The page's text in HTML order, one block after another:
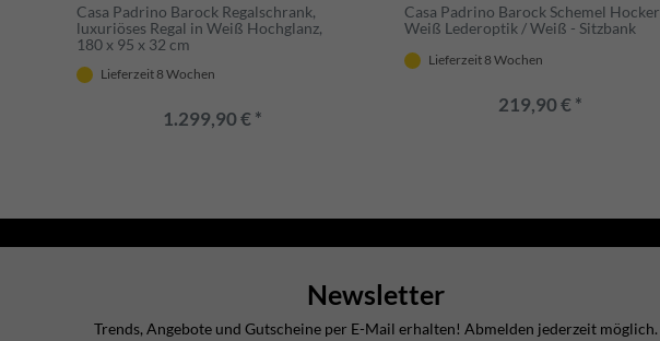
Casa Padrino Barock Regalschrank,
luxuriöses Regal in Weiß Hochglanz,
180 x 95 x 32 cm
Lieferzeit 8 Wochen
1.299,90 € *
Casa Padrino Barock Schemel Hocker
Weiß Lederoptik / Weiß - Sitzbank
Lieferzeit 8 Wochen
219,90 € *
Newsletter
Trends, Angebote und Gutscheine per E-Mail erhalten! Abmelden jederzeit möglich.